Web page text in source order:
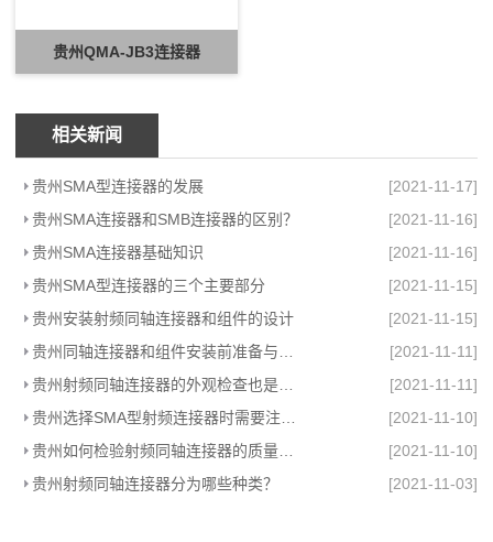
贵州QMA-JB3连接器
相关新闻
贵州SMA型连接器的发展
[2021-11-17]
贵州SMA连接器和SMB连接器的区别？
[2021-11-16]
贵州SMA连接器基础知识
[2021-11-16]
贵州SMA型连接器的三个主要部分
[2021-11-15]
贵州安装射频同轴连接器和组件的设计
[2021-11-15]
贵州同轴连接器和组件安装前准备与安装设计
[2021-11-11]
贵州射频同轴连接器的外观检查也是重要环节
[2021-11-11]
贵州选择SMA型射频连接器时需要注意哪些参数？
[2021-11-10]
贵州如何检验射频同轴连接器的质量好坏
[2021-11-10]
贵州射频同轴连接器分为哪些种类？
[2021-11-03]